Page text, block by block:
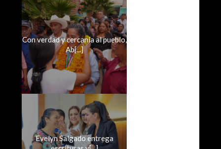
Con verdad y cercanía al pueblo,
Ab[...]
Evelyn Salgado entrega